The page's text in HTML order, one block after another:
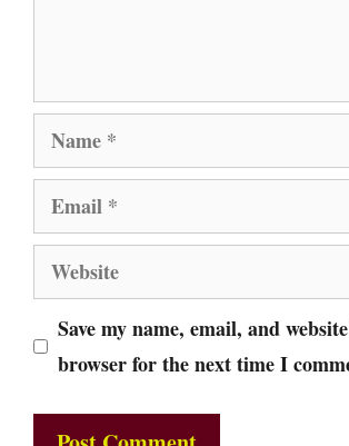
Name
Email
Website
Save my name, email, and
browser for the next time I